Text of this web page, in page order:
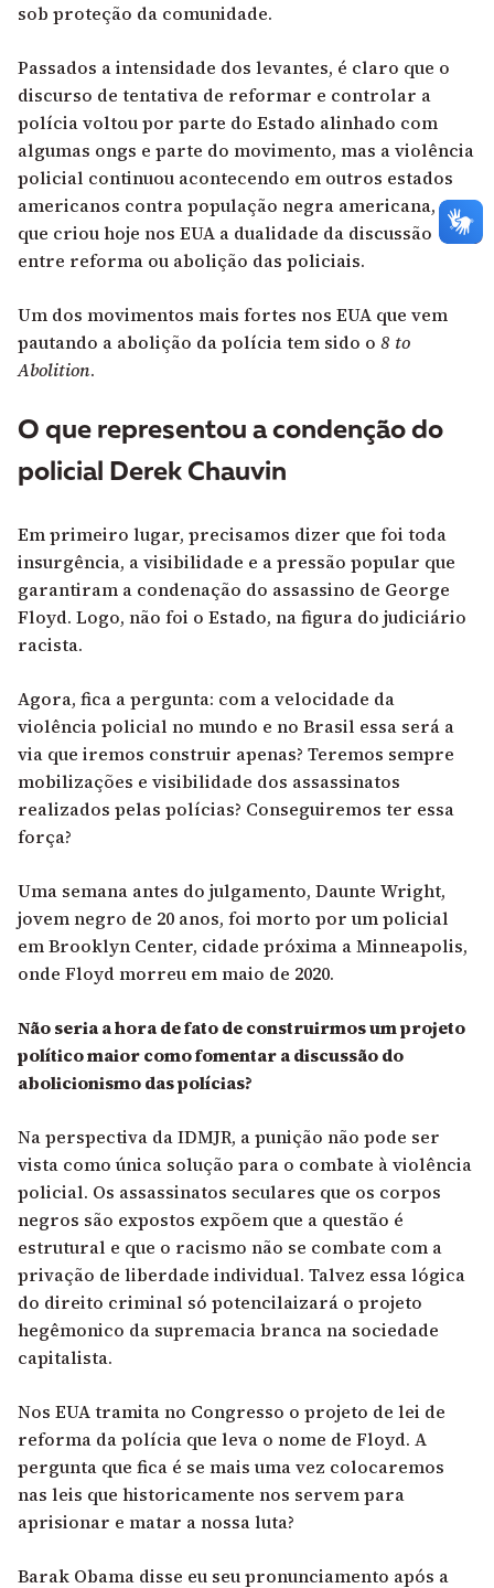
sob proteção da comunidade.
Passados a intensidade dos levantes, é claro que o
discurso de tentativa de reformar e controlar a
polícia voltou por parte do Estado alinhado com
algumas ongs e parte do movimento, mas a violência
policial continuou acontecendo em outros estados
americanos contra população negra americana, o
que criou hoje nos EUA a dualidade da discussão
entre reforma ou abolição das policiais.
Um dos movimentos mais fortes nos EUA que vem
pautando a abolição da polícia tem sido o 8 to
Abolition.
O que representou a condenção do
policial Derek Chauvin
Em primeiro lugar, precisamos dizer que foi toda
insurgência, a visibilidade e a pressão popular que
garantiram a condenação do assassino de George
Floyd. Logo, não foi o Estado, na figura do judiciário
racista.
Agora, fica a pergunta: com a velocidade da
violência policial no mundo e no Brasil essa será a
via que iremos construir apenas? Teremos sempre
mobilizações e visibilidade dos assassinatos
realizados pelas polícias? Conseguiremos ter essa
força?
Uma semana antes do julgamento, Daunte Wright,
jovem negro de 20 anos, foi morto por um policial
em Brooklyn Center, cidade próxima a Minneapolis,
onde Floyd morreu em maio de 2020.
Não seria a hora de fato de construirmos um projeto
político maior como fomentar a discussão do
abolicionismo das polícias?
Na perspectiva da IDMJR, a punição não pode ser
vista como única solução para o combate à violência
policial. Os assassinatos seculares que os corpos
negros são expostos expõem que a questão é
estrutural e que o racismo não se combate com a
privação de liberdade individual. Talvez essa lógica
do direito criminal só potencilaizará o projeto
hegêmonico da supremacia branca na sociedade
capitalista.
Nos EUA tramita no Congresso o projeto de lei de
reforma da polícia que leva o nome de Floyd. A
pergunta que fica é se mais uma vez colocaremos
nas leis que historicamente nos servem para
aprisionar e matar a nossa luta?
Barak Obama disse eu seu pronunciamento após a